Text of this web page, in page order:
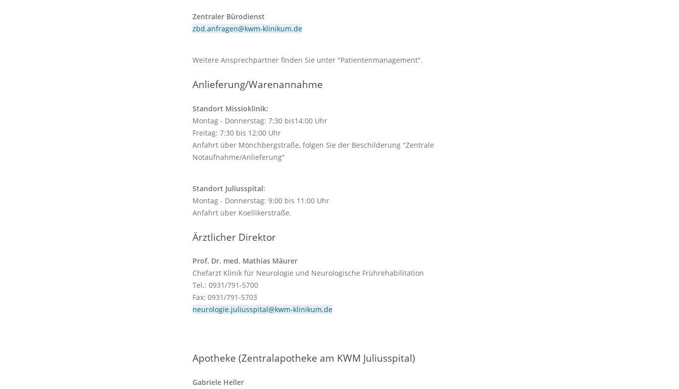
Zentraler Bürodienst
zbd.anfragen@kwm-klinikum.de
Weitere Ansprechpartner finden Sie unter "Patientenmanagement".
Anlieferung/Warenannahme
Standort Missioklinik:
Montag - Donnerstag: 7:30 bis14:00 Uhr
Freitag: 7:30 bis 12:00 Uhr
Anfahrt über Mönchbergstraße, folgen Sie der Beschilderung "Zentrale
Notaufnahme/Anlieferung"
Standort Juliusspital:
Montag - Donnerstag: 9:00 bis 11:00 Uhr
Anfahrt über Koellikerstraße.
Ärztlicher Direktor
Prof. Dr. med. Mathias Mäurer
Chefarzt Klinik für Neurologie und Neurologische Frührehabilitation
Tel.: 0931/791-5700
Fax: 0931/791-5703
neurologie.juliusspital@kwm-klinikum.de
Apotheke (Zentralapotheke am KWM Juliusspital)
Gabriele Heller